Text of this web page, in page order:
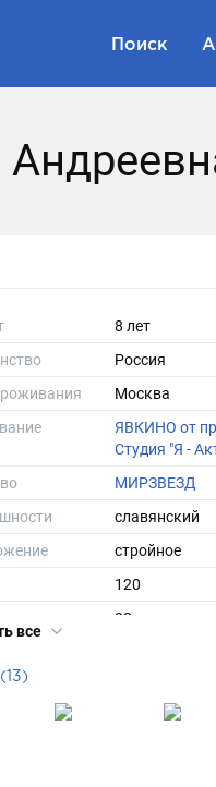
Поиск
8 лет
Россия
Москва
ЯВКИНО от
Студия "Я -
МИРЗВЕЗД
славянский
стройное
120
22
серо-зеленый
все